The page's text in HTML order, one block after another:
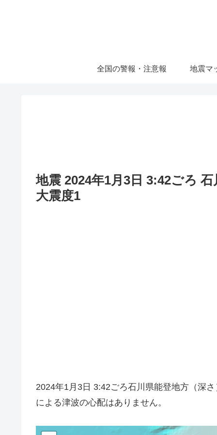
全国の警報・注意報 地震マ
地震 2024年1月3日 3:42ごろ
大震度1
2024年1月3日 3:42ごろ石川県能登地方（深
による津波の心配はありません。